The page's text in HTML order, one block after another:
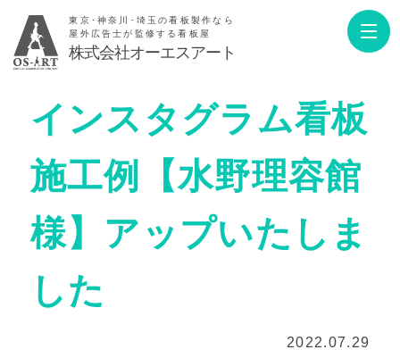
東京･神奈川･埼玉の看板製作なら
屋外広告士が監修する看板屋
株式会社オーエスアート
インスタグラム看板
施工例【水野理容館
様】アップいたしま
した
2022.07.29